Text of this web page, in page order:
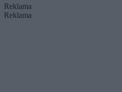
Reklama
Reklama